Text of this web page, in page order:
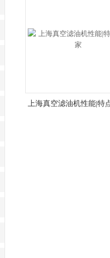
上海真空滤油机性能|特